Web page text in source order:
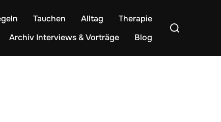
Tauchen Alltag
Therapie
Archiv Interviews & Vorträge Blog
Suchen